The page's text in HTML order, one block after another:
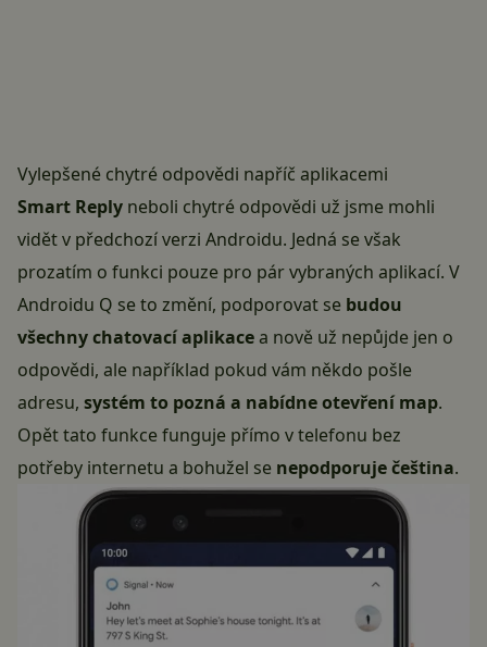
Vylepšené chytré odpovědi napříč aplikacemi
Smart Reply neboli chytré odpovědi už jsme mohli
vidět v předchozí verzi Androidu. Jedná se však
prozatím o funkci pouze pro pár vybraných aplikací. V
Androidu Q se to změní, podporovat se budou
všechny chatovací aplikacea nově už nepůjde jen o
odpovědi, ale například pokud vám někdo pošle
adresu, systém to pozná a nabídne otevření map.
Opět tato funkce funguje přímo v telefonu bez
potřeby internetu a bohužel se nepodporuje čeština.